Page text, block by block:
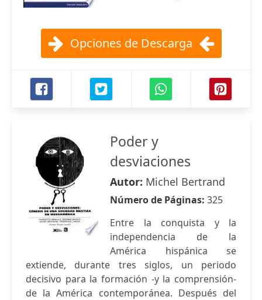
Opciones de Descarga
Poder y
desviaciones
Autor: Michel Bertrand
Número de Páginas: 325
Entre la conquista y la
independencia de la
América hispánica se
extiende, durante tres siglos, un periodo
decisivo para la formación -y la comprensión-
de la América contemporánea. Después del